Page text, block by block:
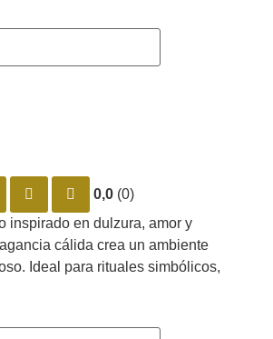
0,0 (0)
inspirado en dulzura, amor y
cálida crea un ambiente
Ideal para rituales simbólicos,